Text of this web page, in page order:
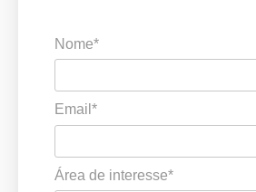
Nome*
Email*
Área de interesse*